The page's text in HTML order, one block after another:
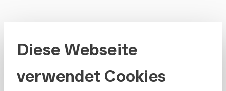
Diese Webseite
verwendet Cookies